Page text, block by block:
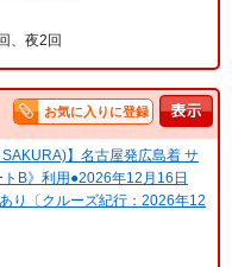
、夜2回
お気に入りに登録
】名古屋発広島着 サ
B》利用●2026年12月16日
り〔クルーズ紀行：2026年12